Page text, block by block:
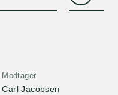
Modtager
Carl Jacobsen